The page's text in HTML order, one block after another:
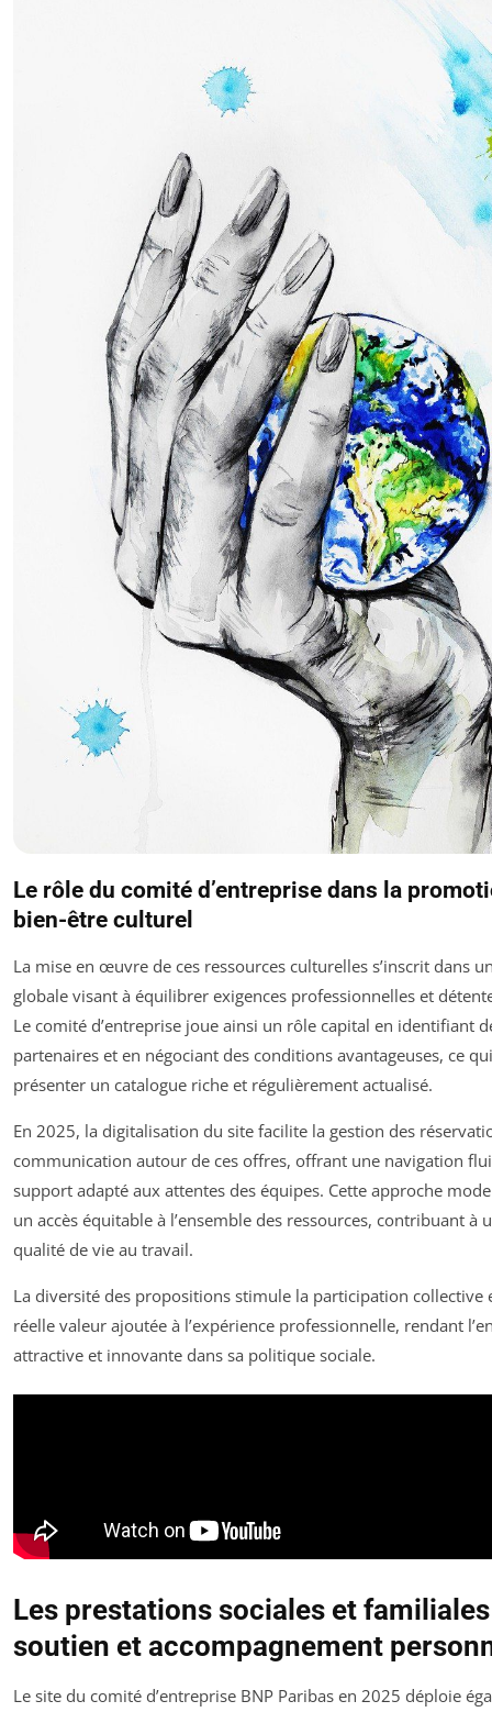
Le rôle du comité d’entreprise dans la
bien-être culturel
La mise en œuvre de ces ressources culturelles s’inscrit dans
globale visant à équilibrer exigences professionnelles et
Le comité d’entreprise joue ainsi un rôle capital en identifiant
partenaires et en négociant des conditions avantageuses, ce
présenter un catalogue riche et régulièrement actualisé.
En 2025, la digitalisation du site facilite la gestion des
communication autour de ces offres, offrant une navigation
support adapté aux attentes des équipes. Cette approche
un accès équitable à l’ensemble des ressources, contribuant à
qualité de vie au travail.
La diversité des propositions stimule la participation collective
réelle valeur ajoutée à l’expérience professionnelle, rendant
attractive et innovante dans sa politique sociale.
Les prestations sociales et
soutien et accompagnement
Le site du comité d’entreprise BNP Paribas en 2025 déploie